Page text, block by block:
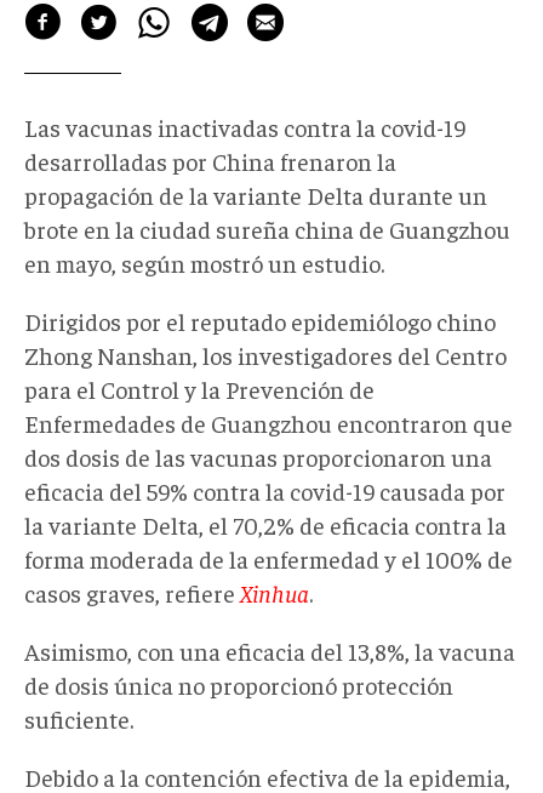
Las vacunas inactivadas contra la covid-19
desarrolladas por China frenaron la
propagación de la variante Delta durante un
brote en la ciudad sureña china de Guangzhou
en mayo, según mostró un estudio.
Dirigidos por el reputado epidemiólogo chino
Zhong Nanshan, los investigadores del Centro
para el Control y la Prevención de
Enfermedades de Guangzhou encontraron que
dos dosis de las vacunas proporcionaron una
eficacia del 59% contra la covid-19 causada por
la variante Delta, el 70,2% de eficacia contra la
forma moderada de la enfermedad y el 100% de
casos graves, refiere Xinhua.
Asimismo, con una eficacia del 13,8%, la vacuna
de dosis única no proporcionó protección
suficiente.
Debido a la contención efectiva de la epidemia,